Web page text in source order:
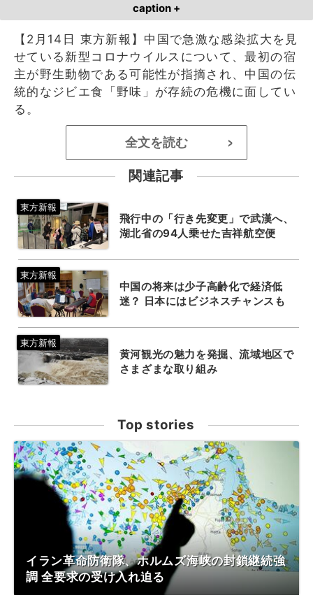
caption +
【2月14日 東方新報】中国で急激な感染拡大を見
せている新型コロナウイルスについて、最初の宿
主が野生動物である可能性が指摘され、中国の伝
統的なジビエ食「野味」が存続の危機に面してい
る。
全文を読む >
関連記事
飛行中の「行き先変更」で武漢へ、
湖北省の94人乗せた吉祥航空便
中国の将来は少子高齢化で経済低
迷？ 日本にはビジネスチャンスも
黄河観光の魅力を発掘、流域地区で
さまざまな取り組み
Top stories
イラン革命防衛隊、ホルムズ海峡の封鎖継続強
調 全要求の受け入れ迫る